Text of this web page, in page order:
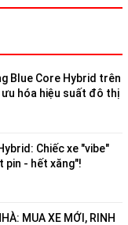
Blue Core Hybrid trên
ưu hóa hiệu suất đô thị
Chiếc xe "vibe"
pin - hết xăng"!
MUA XE MỚI, RINH